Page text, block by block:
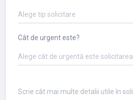
Alege tip solicitare
Cât de urgent este?
Alege cât de urgentă este solicitarea